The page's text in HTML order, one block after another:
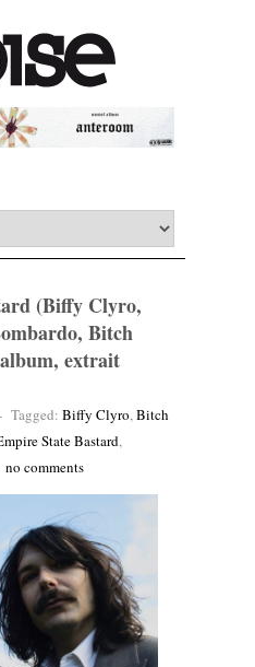
(Biffy Clyro,
Bitch
extrait
Tagged: Biffy Clyro,Bitch
State Bastard,
no comments